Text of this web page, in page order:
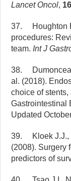
Lancet Oncol, 16
37. Houghton
procedures:
team. Int J
38.
al. (2018).
choice of
Gastrointestinal
Updated
39. Kloek J.J.,
(2008). Surgery
predictors of